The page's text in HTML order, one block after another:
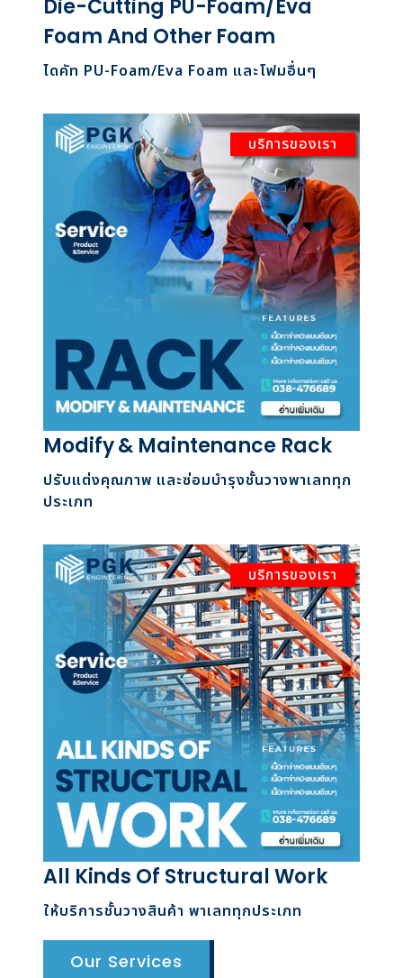
Die-Cutting PU-Foam/Eva
Foam And Other Foam
ไดคัท PU-Foam/Eva Foam และโฟมอื่นๆ
บริการของเรา
Modify & Maintenance Rack
ปรับแต่งคุณภาพ และซ่อมบำรุงชั้นวางพาเลททุก
ประเภท
บริการของเรา
All Kinds Of Structural Work
ให้บริการชั้นวางสินค้า พาเลททุกประเภท
Our Services